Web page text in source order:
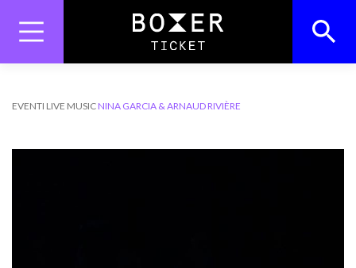
content
EVENTI LIVE MUSIC NINA GARCIA & ARNAUD RIVIÈRE